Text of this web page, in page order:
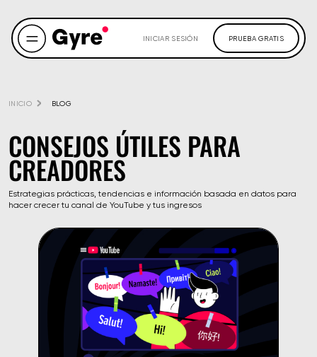
INICIAR SESIÓN PRUEBA GRATIS
INICIO BLOG
CONSEJOS ÚTILES PARA
CREADORES
Estrategias prácticas, tendencias e información basada en datos para
hacer crecer tu canal de YouTube y tus ingresos